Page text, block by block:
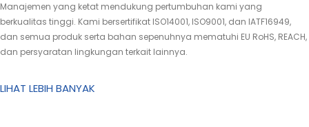
Manajemen yang ketat mendukung pertumbuhan kami yang
berkualitas tinggi. Kami bersertifikat ISO14001, ISO9001, dan IATF16949,
dan semua produk serta bahan sepenuhnya mematuhi EU RoHS, REACH,
dan persyaratan lingkungan terkait lainnya.
LIHAT LEBIH BANYAK